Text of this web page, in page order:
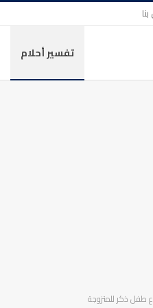
تفسير أحلام
طفل ذكر للمتزوجة